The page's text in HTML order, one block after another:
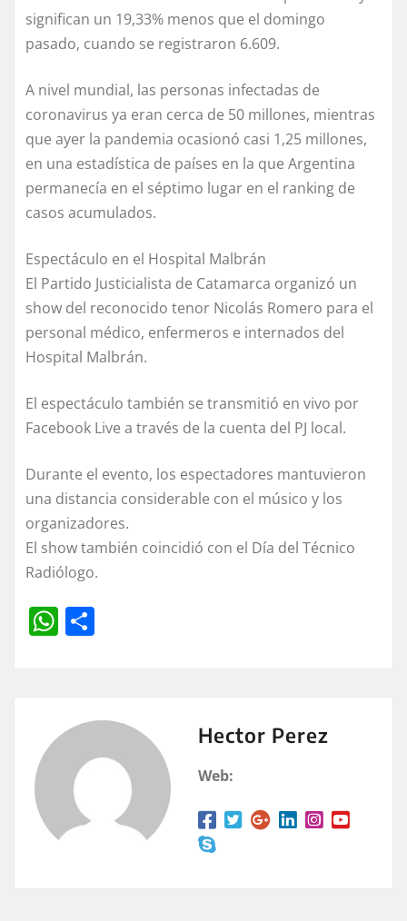
significan un 19,33% menos que el domingo
pasado, cuando se registraron 6.609.
A nivel mundial, las personas infectadas de
coronavirus ya eran cerca de 50 millones, mientras
que ayer la pandemia ocasionó casi 1,25 millones,
en una estadística de países en la que Argentina
permanecía en el séptimo lugar en el ranking de
casos acumulados.
Espectáculo en el Hospital Malbrán
El Partido Justicialista de Catamarca organizó un
show del reconocido tenor Nicolás Romero para el
personal médico, enfermeros e internados del
Hospital Malbrán.
El espectáculo también se transmitió en vivo por
Facebook Live a través de la cuenta del PJ local.
Durante el evento, los espectadores mantuvieron
una distancia considerable con el músico y los
organizadores.
El show también coincidió con el Día del Técnico
Radiólogo.
W
A
p
rt
Hector Perez
Web: